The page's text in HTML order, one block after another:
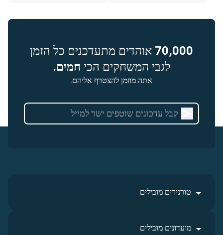
70,000 אוהדים מתעדכנים כל הזמן
לגבי המשחקים הכי חמים.
אתה מוזמן להצטרף אליהם.
טורנירים מובילים
מועדונים מובילים